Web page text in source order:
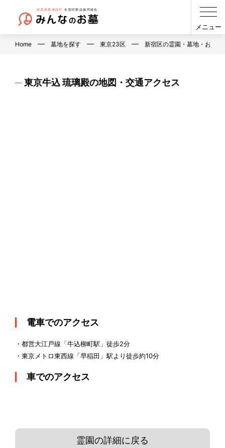
メニュー
Home 墓地を探す 東京23区 新宿区の霊園・墓地・お墓
東京牛込 琉璃殿の地図・交通アクセス
電車でのアクセス
・都営大江戸線「牛込柳町駅」徒歩2分
・東京メトロ東西線「早稲田」駅より徒歩約10分
車でのアクセス
霊園の詳細に戻る